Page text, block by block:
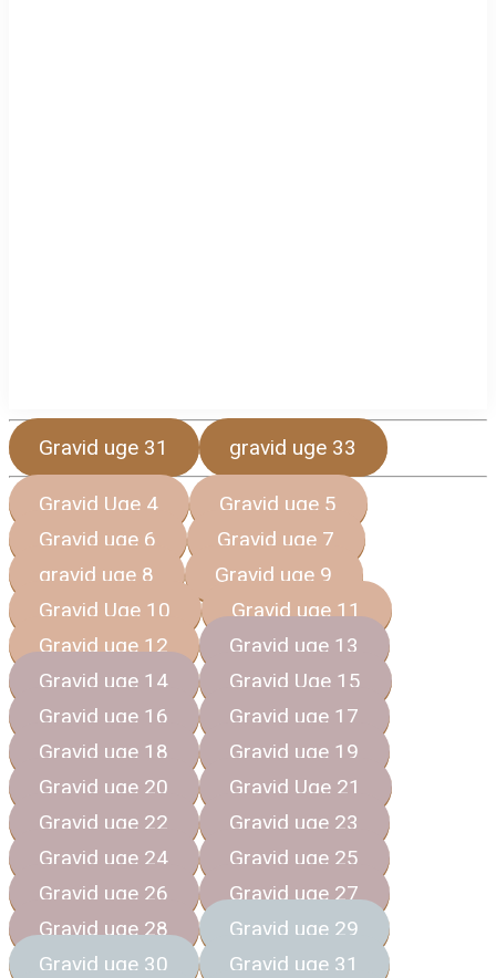
Gravid uge 31 gravid uge 33
Gravid Uge 4
Gravid uge 5
Gravid uge 6
Gravid uge 7
gravid uge 8
Gravid uge 9
Gravid Uge 10
Gravid uge 11
Gravid uge 12
Gravid uge 13
Gravid uge 14
Gravid Uge 15
Gravid uge 16
Gravid uge 17
Gravid uge 18
Gravid uge 19
Gravid uge 20
Gravid Uge 21
Gravid uge 22
Gravid uge 23
Gravid uge 24
Gravid uge 25
Gravid uge 26
Gravid uge 27
Gravid uge 28
Gravid uge 29
Gravid uge 30
Gravid uge 31